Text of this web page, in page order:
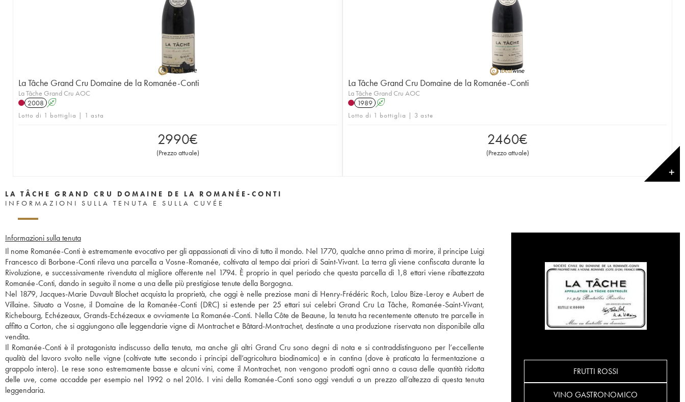
La Tâche Grand Cru Domaine de la Romanée-Conti
La Tâche Grand Cru AOC
2008 A
Lotto di 1 bottiglia | 1 asta
2990€
(Prezzo attuale)
La Tâche Grand Cru Domaine de la Romanée-Conti
La Tâche Grand Cru AOC
1989 A
Lotto di 1 bottiglia | 3 aste
2460€
(Prezzo attuale)
✕
LA TÂCHE GRAND CRU DOMAINE DE LA ROMANÉE-CONTI
INFORMAZIONI SULLA TENUTA E SULLA CUVÉE
Informazioni sulla tenuta
Il nome Romanée-Conti è estremamente evocativo per gli appassionati di vino di tutto il mondo. Nel 1770, qualche anno prima di morire, il principe Luigi
Francesco di Borbone-Conti rileva una parcella a Vosne-Romanée, coltivata al tempo dai priori di Saint-Vivant. La terra gli viene confiscata durante la
Rivoluzione, e successivamente rivenduta al migliore offerente nel 1794. È proprio in quel periodo che questa parcella di 1,8 ettari viene ribattezzata
Romanée-Conti, dando in seguito il nome a una delle più prestigiose tenute della Borgogna.
Nel 1879, Jacques-Marie Duvault Blochet acquista la proprietà, che oggi è nelle preziose mani di Henry-Frédéric Roch, Lalou Bize-Leroy e Aubert de
Villaine. Situato a Vosne, il Domaine de la Romanée-Conti (DRC) si estende per 25 ettari sui celebri Grand Cru La Tâche, Romanée-Saint-Vivant,
Richebourg, Echézeaux, Grands-Echézeaux e ovviamente La Romanée-Conti. Nella Côte de Beaune, la tenuta ha recentemente ottenuto tre parcelle in
affitto a Corton, che si aggiungono alle leggendarie vigne di Montrachet e Bâtard-Montrachet, destinate a una produzione riservata non disponibile alla
vendita.
Il Romanée-Conti è il protagonista indiscusso della tenuta, ma anche gli altri Grand Cru sono degni di nota e si contraddistinguono per l’eccellente
qualità del lavoro svolto nelle vigne (coltivate tutte secondo i principi dell’agricoltura biodinamica) e in cantina (dove è praticata la fermentazione a
grappolo intero). Le rese sono estremamente basse e alcuni vini, come il Montrachet, non vengono prodotti ogni anno a causa delle quantità ridotta
delle uve, come accadde per esempio nel 1992 o nel 2016. I vini della Romanée-Conti sono oggi venduti a un prezzo all’altezza di questa tenuta
leggendaria.
FRUTTI ROSSI
VINO GASTRONOMICO